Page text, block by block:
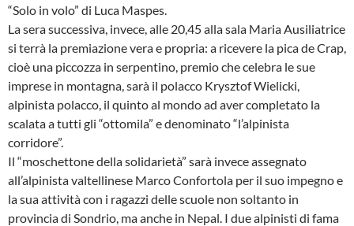
“Solo in volo” di Luca Maspes.
La sera successiva, invece, alle 20,45 alla sala Maria Ausiliatrice
si terrà la premiazione vera e propria: a ricevere la pica de Crap,
cioè una piccozza in serpentino, premio che celebra le sue
imprese in montagna, sarà il polacco Krysztof Wielicki,
alpinista polacco, il quinto al mondo ad aver completato la
scalata a tutti gli “ottomila” e denominato “l’alpinista
corridore”.
Il “moschettone della solidarietà” sarà invece assegnato
all’alpinista valtellinese Marco Confortola per il suo impegno e
la sua attività con i ragazzi delle scuole non soltanto in
provincia di Sondrio, ma anche in Nepal. I due alpinisti di fama